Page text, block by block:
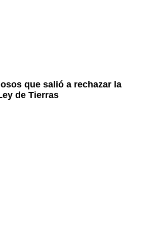
que salió a rechazar la
de Tierras